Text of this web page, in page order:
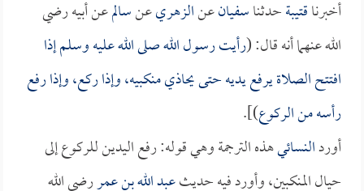
أخبرناقتيبةحدثناسفيانعنالزهريعنسالمعن أبيه رضي
الله عنهما أنه قال: (رأيت رسول الله صلى الله عليه وسلم إذا
افتتح الصلاة يرفع يديه حتى يحاذي منكبيه، وإذا ركع، وإذا رفع
رأسه من الركوع)].
أوردالنسائيهذه الترجمة وهي قوله: رفع اليدين للركوع إلى
حيال المنكبين، وأورد فيه حديثعبد الله بن عمررضي الله